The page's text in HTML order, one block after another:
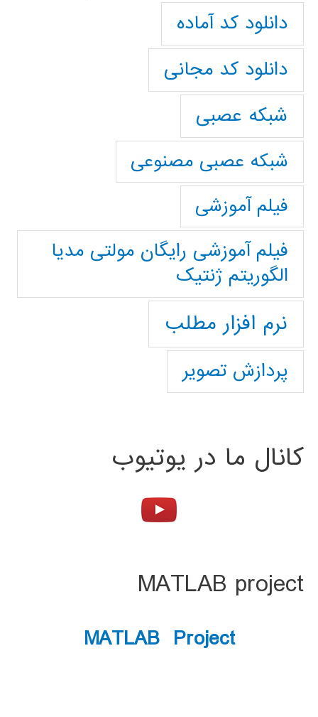
دانلود کد آماده
دانلود کد مجانی
شبکه عصبی
شبکه عصبی مصنوعی
فیلم آموزشی
فیلم آموزشی رایگان مولتی مدیا
الگوریتم ژنتیک
نرم افزار مطلب
پردازش تصویر
کانال ما در یوتیوب
MATLAB project
MATLAB Project